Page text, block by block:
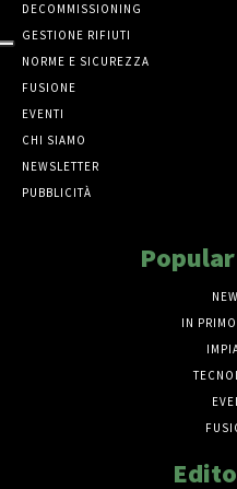
DECOMMISSIONING
GESTIONE RIFIUTI
NORME E SICUREZZA
FUSIONE
EVENTI
CHI SIAMO
NEWSLETTER
PUBBLICITÀ
IN